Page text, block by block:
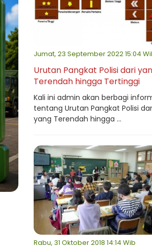
Jumat, 23 September 2022 15:04
Urutan Pangkat Polisi dari
Terendah hingga Tertinggi
Kali ini admin akan berbagi
tentang Urutan Pangkat Polisi
yang Terendah hingga ...
Rabu, 31 Oktober 2018 14:14 Wib